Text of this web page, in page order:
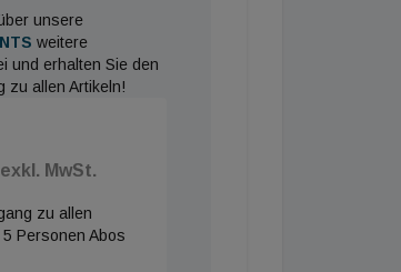
und E-Mobilität stehen bei
in München und in
drei, vom Umsatz her
ein nettes Nebenbei-Hobby,
unsere
weitere
und erhalten Sie den
zu allen Artikeln!
MwSt.
zu allen
Personen Abos